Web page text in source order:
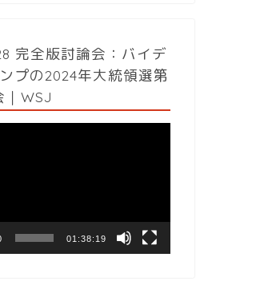
完全版討論会：バイデ
プの2024年大統領選第
｜WSJ
01:38:19